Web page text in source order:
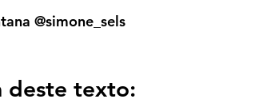
@simone_sels
deste texto: